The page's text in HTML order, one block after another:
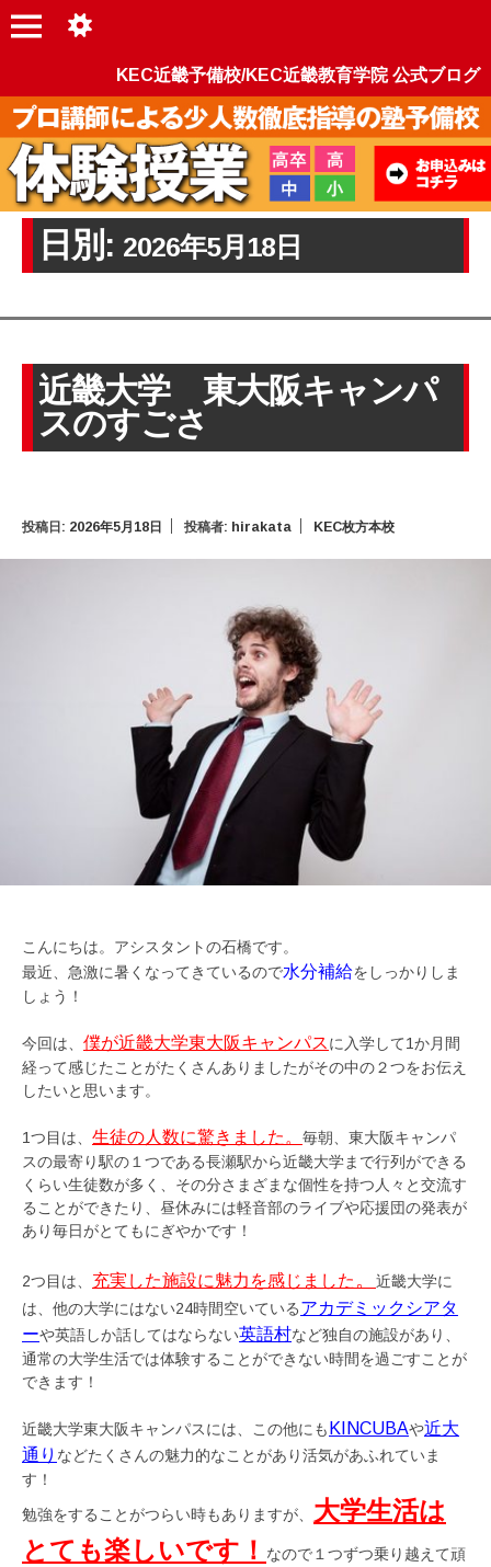
KEC近畿予備校/KEC近畿教育学院 公式ブログ
日別: 2026年5月18日
近畿大学 東大阪キャンパ
スのすごさ
投稿日: 2026年5月18日 投稿者: hirakata KEC枚方本校
こんにちは。アシスタントの石橋です。
最近、急激に暑くなってきているので水分補給をしっかりしま
しょう！
今回は、 僕が近畿大学東大阪キャンパスに入学して1か月間
経って感じたことがたくさんありましたがその中の２つをお伝え
したいと思います。
1つ目は、 生徒の人数に驚きました。 毎朝、東大阪キャンパ
スの最寄り駅の１つである長瀬駅から近畿大学まで行列ができる
くらい生徒数が多く、その分さまざまな個性を持つ人々と交流す
ることができたり、昼休みには軽音部のライブや応援団の発表が
あり毎日がとてもにぎやかです！
2つ目は、 充実した施設に魅力を感じました 。
近畿大学に
は、他の大学にはない24時間空いているアカデミックシアタ
ーや英語しか話してはならない英語村など独自の施設があり、
通常の大学生活では体験することができない時間を過ごすことが
できます！
近畿大学東大阪キャンパスには、この他にも KINCUBAや近大
通り などたくさんの魅力的なことがあり活気があふれていま
す！
勉強をすることがつらい時もありますが、 大学生活は
とても楽しいです！
なので１つずつ乗り越えて頑